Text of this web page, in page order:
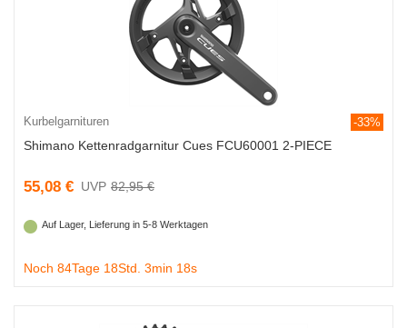
Kurbelgarnituren -33%
Shimano Kettenradgarnitur Cues FCU60001 2-PIECE
55,08 € 82,95 €
Auf Lager, Lieferung in 5-8 Werktagen
Noch 84Tage 18Std. 3min 18s